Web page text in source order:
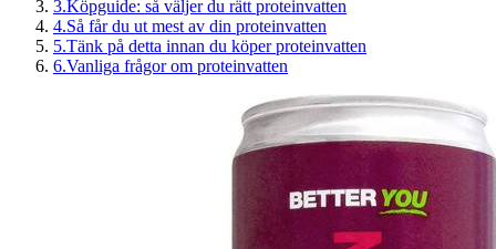
3.Köpguide: så väljer du rätt proteinvatten
4.Så får du ut mest av din proteinvatten
5.Tänk på detta innan du köper proteinvatten
6.Vanliga frågor om proteinvatten